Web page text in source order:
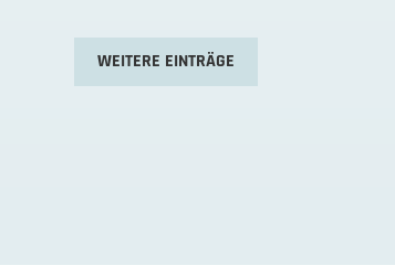
WEITERE EINTRÄGE